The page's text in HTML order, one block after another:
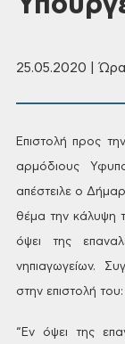
25.05.2020 | Ώρα
Επιστολή προς
αρμόδιους
απέστειλε ο
θέμα την κάλυψη
όψει της
νηπιαγωγείων.
στην επιστολή του:
“Εν όψει της